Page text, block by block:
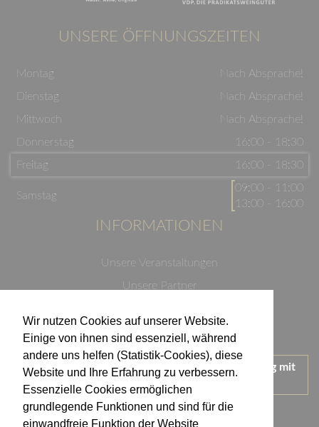
Wir nutzen Cookies auf unserer Website.
Einige von ihnen sind essenziell, während
andere uns helfen (Statistik-Cookies), diese
Website und Ihre Erfahrung zu verbessern.
Essenzielle Cookies ermöglichen
grundlegende Funktionen und sind für die
einwandfreie Funktion der Website
UNSERE ÖFFNUNGSZEITEN
Montag
Nach Absprache!
Dienstag
Nach Absprache!
Mittwoch
Nach Absprache!
Donnerstag
16:00 - 18:30
Freitag
16:00 - 18:30
Samstag
09:00 - 11:00
13:00 - 16:00
INFORMATIONEN
Unsere Veranstaltungen
Unsere Partner
Impressum
Wir treten für einen verantwortungsvollen Umgang mit
Alkohol ein.
KONTAKT